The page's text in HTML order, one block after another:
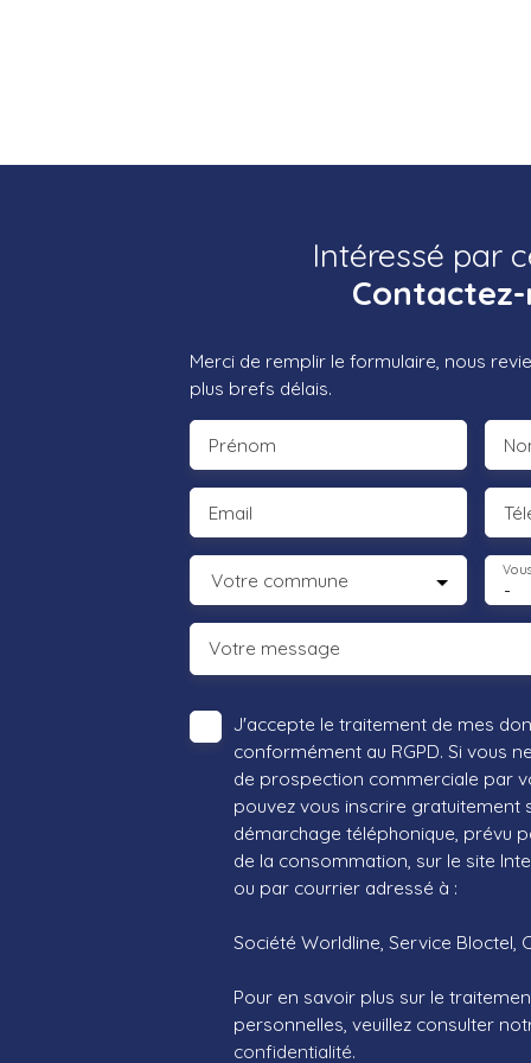
Intéressé par
Merci de remplir le formulaire, nous
plus brefs délais.
Prénom
Email
Votre commune -
Votre message
J'accepte le traitement de mes
conformément au RGPD. Si vous
de prospection commerciale par
pouvez vous inscrire gratuitement
démarchage téléphonique, prévu
de la consommation, sur le site
ou par courrier adressé à :
Société Worldline, Service Bloctel,
Pour en savoir plus sur le
personnelles, veuillez consulter
confidentialité.